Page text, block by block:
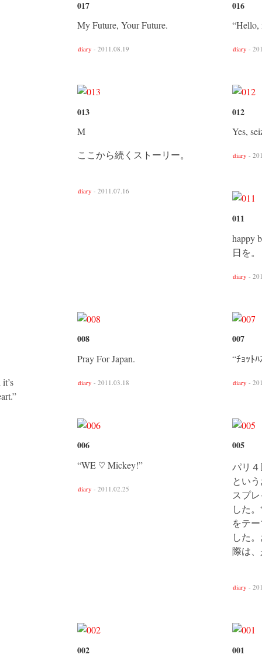
017
My Future, Your Future.
diary - 2011.08.19
016
“Hello,
diary -
013
M
ここから続くストーリー。
diary - 2011.07.16
012
Yes,
diary -
011
happy
日を。
diary -
008
Pray For Japan.
diary - 2011.03.18
007
“ﾁｮｯﾄ
diary -
006
“WE ♡ Mickey!”
diary - 2011.02.25
005
パリ
とい
スプ
した。
をテ
した
際は、
diary -
002
001